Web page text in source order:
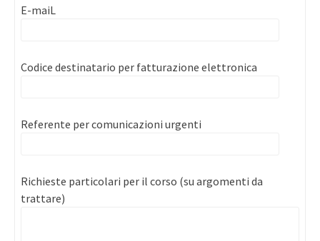
E-maiL
Codice destinatario per fatturazione elettronica
Referente per comunicazioni urgenti
Richieste particolari per il corso (su argomenti da
trattare)